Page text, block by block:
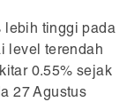
lebih tinggi pada
level terendah
0.55% sejak
27 Agustus